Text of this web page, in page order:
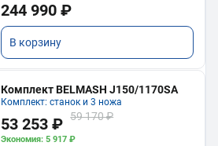
244 990 ₽
В корзину
Комплект BELMASH J150/1170SA
Комплект: станок и 3 ножа
53 253 ₽ 59 170 ₽
Экономия: 5 917 ₽